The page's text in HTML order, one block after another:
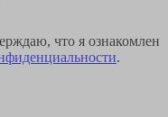
что я ознакомлен
.